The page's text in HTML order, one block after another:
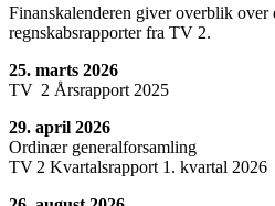
Finanskalenderen giver overblik over
regnskabsrapporter fra TV 2.
25. marts 2026
TV 2 Årsrapport 2025
29. april 2026
Ordinær generalforsamling
TV 2 Kvartalsrapport 1. kvartal 2026